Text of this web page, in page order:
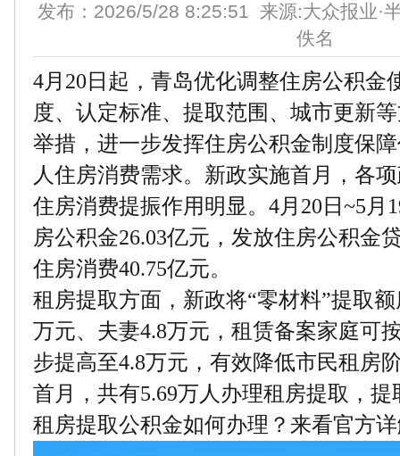
发布：2026/5/28 8:25:51 来源:大众报业·
佚名
4月20日起，青岛优化调整住房公积金
度、认定标准、提取范围、城市更新
举措，进一步发挥住房公积金制度保
人住房消费需求。新政实施首月，各
住房消费提振作用明显。4月20日~5月
房公积金26.03亿元，发放住房公积金
住房消费40.75亿元。
租房提取方面，新政将“零材料”提取
万元、夫妻4.8万元，租赁备案家庭可
步提高至4.8万元，有效降低市民租房
首月，共有5.69万人办理租房提取，提
租房提取公积金如何办理？来看官方